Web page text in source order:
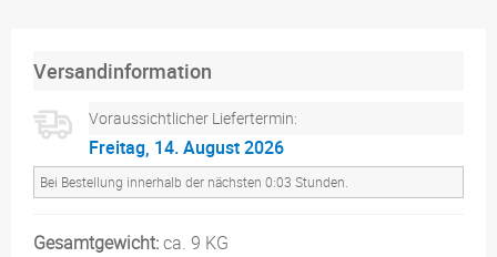
Versandinformation
Voraussichtlicher Liefertermin:
Freitag, 14. August 2026
Bei Bestellung innerhalb der nächsten 0:03 Stunden.
Gesamtgewicht:ca. 9 KG